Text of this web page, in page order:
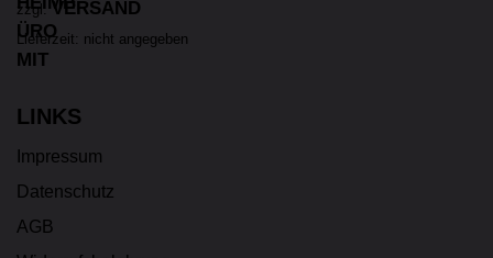
zzgl.VERSAND
Lieferzeit: nicht angegeben
LINKS
Impressum
Datenschutz
AGB